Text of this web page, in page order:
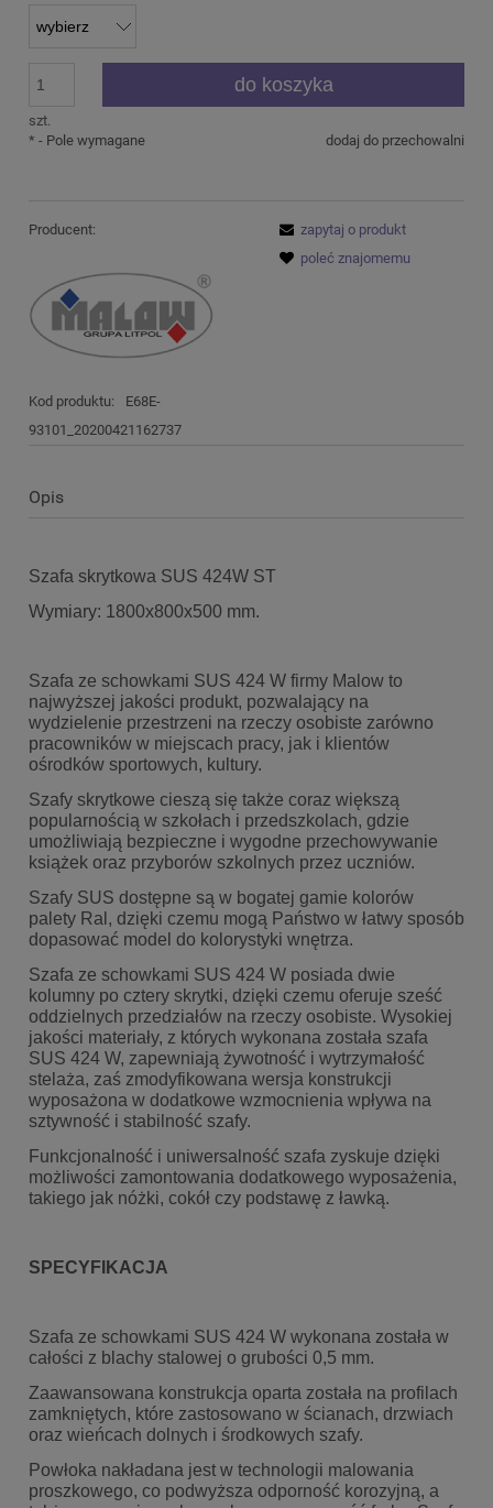
szt.
do koszyka
dodaj do przechowalni
* - Pole wymagane
Producent:
Kod produktu:
E68E-
93101_20200421162737
zapytaj o produkt
poleć znajomemu
Opis
Szafa skrytkowa SUS 424W ST
Wymiary: 1800x800x500 mm.
Szafa ze schowkami SUS 424 W firmy Malow to
najwyższej jakości produkt, pozwalający na
wydzielenie przestrzeni na rzeczy osobiste zarówno
pracowników w miejscach pracy, jak i klientów
ośrodków sportowych, kultury.
Szafy skrytkowe cieszą się także coraz większą
popularnością w szkołach i przedszkolach, gdzie
umożliwiają bezpieczne i wygodne przechowywanie
książek oraz przyborów szkolnych przez uczniów.
Szafy SUS dostępne są w bogatej gamie kolorów
palety Ral, dzięki czemu mogą Państwo w łatwy sposób
dopasować model do kolorystyki wnętrza.
Szafa ze schowkami SUS 424 W posiada dwie
kolumny po cztery skrytki, dzięki czemu oferuje sześć
oddzielnych przedziałów na rzeczy osobiste. Wysokiej
jakości materiały, z których wykonana została szafa
SUS 424 W, zapewniają żywotność i wytrzymałość
stelaża, zaś zmodyfikowana wersja konstrukcji
wyposażona w dodatkowe wzmocnienia wpływa na
sztywność i stabilność szafy.
Funkcjonalność i uniwersalność szafa zyskuje dzięki
możliwości zamontowania dodatkowego wyposażenia,
takiego jak nóżki, cokół czy podstawę z ławką.
SPECYFIKACJA
Szafa ze schowkami SUS 424 W wykonana została w
całości z blachy stalowej o grubości 0,5 mm.
Zaawansowana konstrukcja oparta została na profilach
zamkniętych, które zastosowano w ścianach, drzwiach
oraz wieńcach dolnych i środkowych szafy.
Powłoka nakładana jest w technologii malowania
proszkowego, co podwyższa odporność korozyjną, a